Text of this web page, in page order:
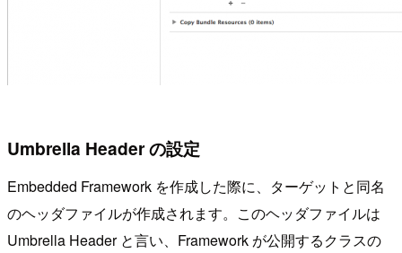
Umbrella Header の設定
Embedded Framework を作成した際に、ターゲットと同名
のヘッダファイルが作成されます。このヘッダファイルは
Umbrella Header と言い、Framework が公開するクラスの